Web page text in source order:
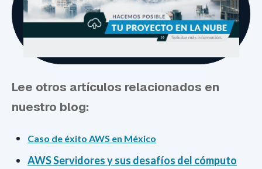
Lee otros artículos relacionados en
nuestro blog:
Caso de éxito AWS en México
AWS Servidores y sus desafíos del cómputo